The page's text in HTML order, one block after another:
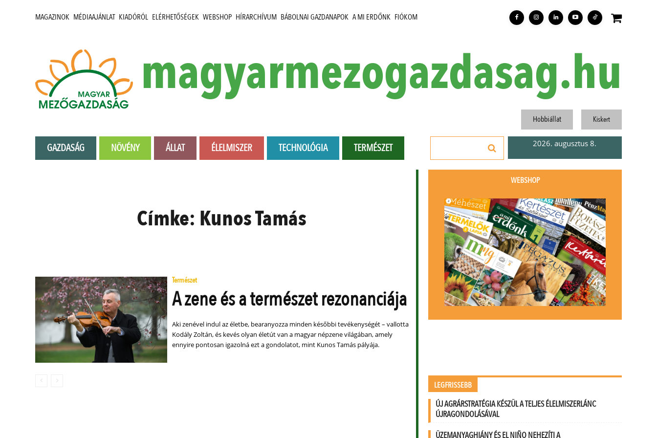
MAGAZINOK MÉDIAAJÁNLAT KIADÓRÓL ELÉRHETŐSÉGEK WEBSHOP HÍRARCHÍVUM BÁBOLNAI GAZDANAPOK A MI ERDŐNK FIÓKOM
magyarmezogazdasag.hu
GAZDASÁG NÖVÉNY ÁLLAT ÉLELMISZER TECHNOLÓGIA TERMÉSZET
Hobbiállat Kiskert
2026. augusztus 8.
Címke: Kunos Tamás
Természet
A zene és a természet rezonanciája
Aki zenével indul az életbe, bearanyozza minden későbbi tevékenységét – vallotta
Kodály Zoltán, és kevés olyan életút van a magyar népzene világában, amely
ennyire pontosan igazolná ezt a gondolatot, mint Kunos Tamás pályája.
WEBSHOP
LEGFRISSEBB
ÚJ AGRÁRSTRATÉGIA KÉSZÜL A TELJES ÉLELMISZERLÁNC
ÚJRAGONDOLÁSÁVAL
ÜZEMANYAGHIÁNY ÉS EL NIÑO NEHEZÍTI A